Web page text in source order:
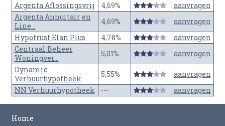
Argenta Aflossingsvrij
4,69%
aanvragen
Argenta Annuitair en
Line...
4,69%
aanvragen
Hypotrust Elan Plus
4,78%
aanvragen
Centraal Beheer
Woningver...
5,01%
aanvragen
Dynamic
Verhuurhypotheek
5,55%
aanvragen
NN Verhuurhypotheek
--- aanvragen
Home